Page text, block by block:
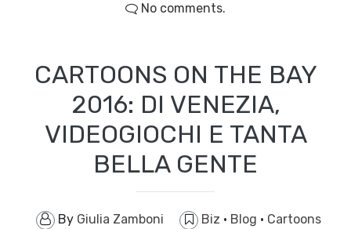
No comments.
CARTOONS ON THE BAY
2016: DI VENEZIA,
VIDEOGIOCHI E TANTA
BELLA GENTE
By Giulia Zamboni Biz · Blog · Cartoons